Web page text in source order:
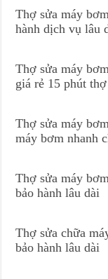
Thợ sửa máy
hành dịch vụ lâu
Thợ sửa máy
giá rẻ 15 phút
Thợ sửa máy
máy bơm nhanh
Thợ sửa máy
bảo hành lâu dài
Thợ sửa chữa
bảo hành lâu dài